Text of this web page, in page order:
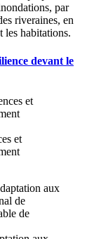
par
riveraines, en
les habitations.
devant le
et